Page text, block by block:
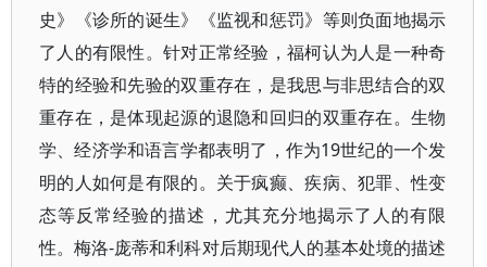
史》《诊所的诞生》《监视和惩罚》等则负面地揭示
了人的有限性。针对正常经验，福柯认为人是一种奇
特的经验和先验的双重存在，是我思与非思结合的双
重存在，是体现起源的退隐和回归的双重存在。生物
学、经济学和语言学都表明了，作为19世纪的一个发
明的人如何是有限的。关于疯癫、疾病、犯罪、性变
态等反常经验的描述，尤其充分地揭示了人的有限
性。梅洛-庞蒂和利科对后期现代人的基本处境的描述